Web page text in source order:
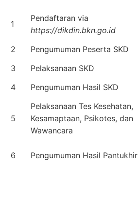
1
Pendaftaran via
https://dikdin.bkn.go.id
2
Pengumuman Peserta SKD
3
Pelaksanaan SKD
4
Pengumuman Hasil SKD
5
Pelaksanaan Tes Kesehatan,
Kesamaptaan, Psikotes, dan
Wawancara
6 Pengumuman Hasil Pantukhir